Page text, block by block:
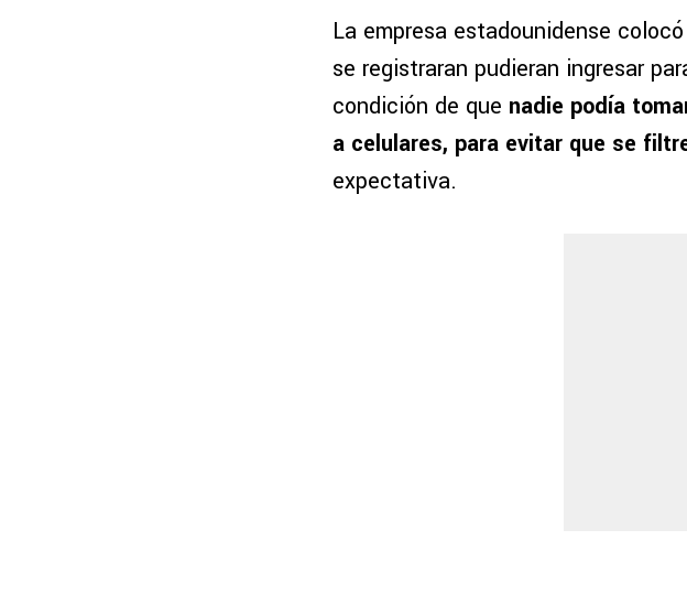
La empresa estadounidense
se registraran pudieran ingresar
condición de que nadie podía
a celulares, para evitar que se
expectativa.